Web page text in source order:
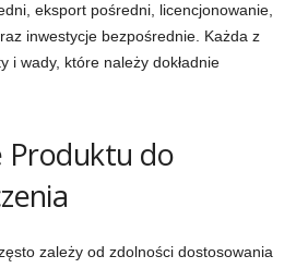
eksport pośredni, licencjonowanie,
inwestycje bezpośrednie. Każda z
i wady, które należy dokładnie
Produktu do
zależy od zdolności dostosowania